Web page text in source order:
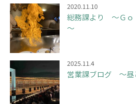
2020.11.10
総務課より ～Ｇ
～
2025.11.4
営業課ブログ ～昼